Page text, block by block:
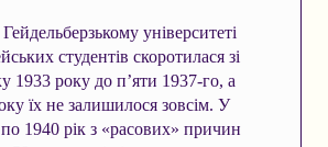
університеті
студентів скоротилася зі
1933 року до п’яти 1937-го, а
їх не залишилося зовсім. У
1940 рік з «расових» причин